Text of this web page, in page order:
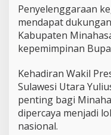
Penyelenggaraan
mendapat
Kabupaten
kepemimpinan
Kehadiran Wakil
Sulawesi Utara
penting bagi
dipercaya menjadi
nasional.